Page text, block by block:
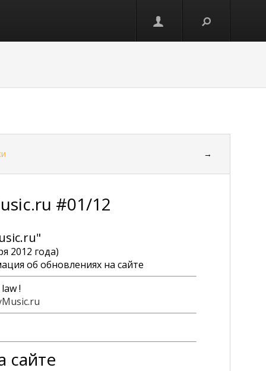
→
#01/12
2012 года)
об обновлениях на сайте
!
сайте